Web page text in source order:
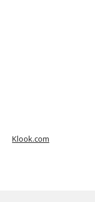
Klook.com